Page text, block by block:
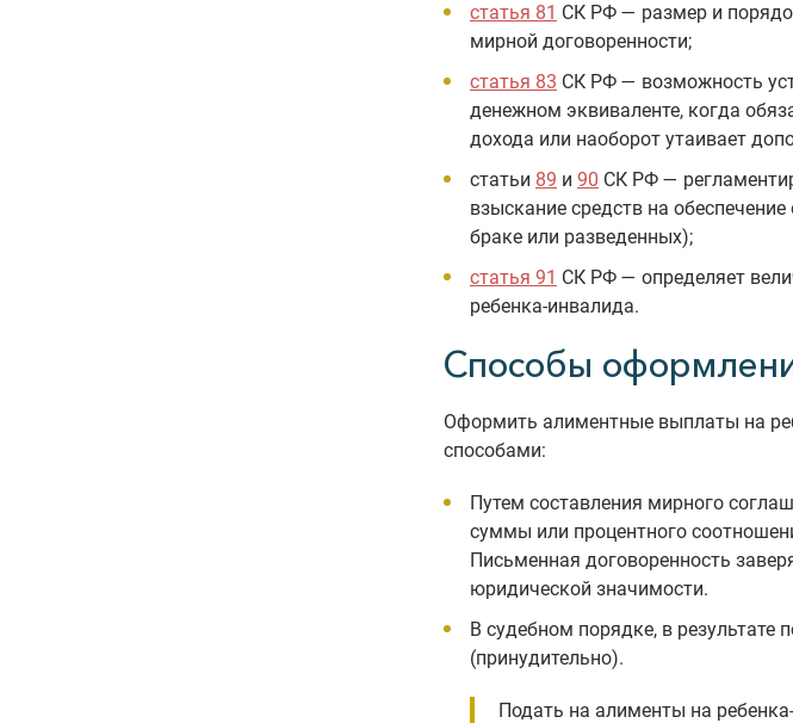
статья 81 СК РФ — размер и
мирной договоренности;
статья 83 СК РФ — возможность
денежном эквиваленте, когда
дохода или наоборот утаивает
статьи 89 и 90 СК РФ —
взыскание средств на
браке или разведенных);
статья 91 СК РФ — определяет
ребенка-инвалида.
Способы
Оформить алиментные выплаты на
способами:
Путем составления мирного
суммы или процентного
Письменная договоренность
юридической значимости.
В судебном порядке, в результате
(принудительно).
Подать на алименты на